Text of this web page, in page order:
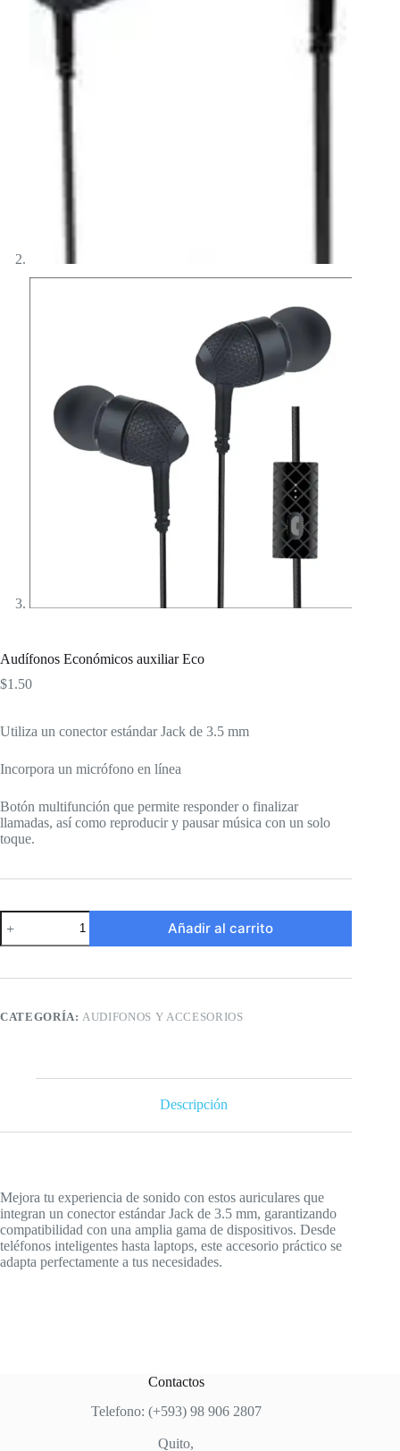
Audífonos Económicos auxiliar Eco
$1.50
Utiliza un conector estándar Jack de 3.5 mm
Incorpora un micrófono en línea
Botón multifunción que permite responder o finalizar
llamadas, así como reproducir y pausar música con un solo
toque.
Audífonos
Económicos
auxiliar
cantidad
Añadir al carrito
CATEGORÍA: AUDIFONOS Y ACCESORIOS
Descripción
Mejora tu experiencia de sonido con estos auriculares que
integran un conector estándar Jack de 3.5 mm, garantizando
compatibilidad con una amplia gama de dispositivos. Desde
teléfonos inteligentes hasta laptops, este accesorio práctico se
adapta perfectamente a tus necesidades.
Contactos
Telefono: (+593) 98 906 2807
Quito,